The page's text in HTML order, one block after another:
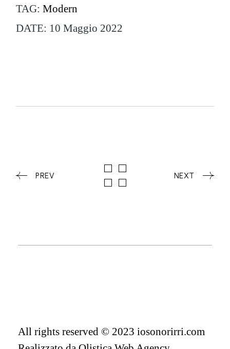
TAG: Modern
DATE: 10 Maggio 2022
PREV NEXT
All rights reserved © 2023 iosonorirri.com